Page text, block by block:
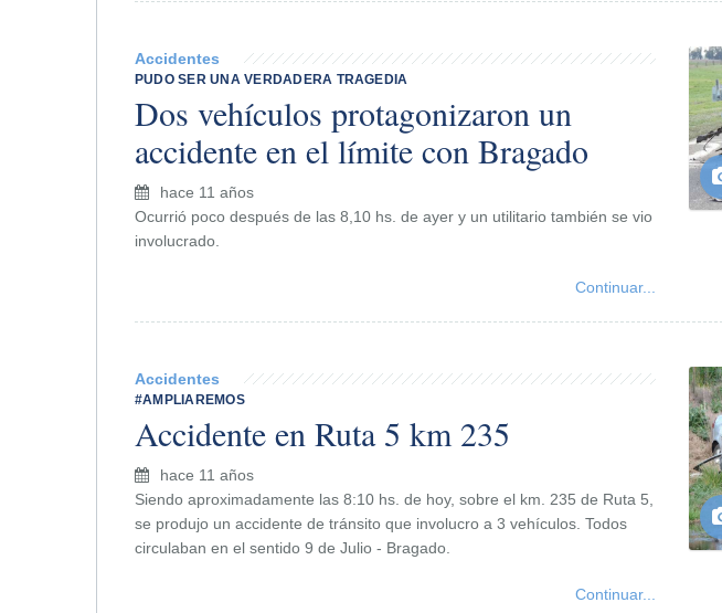
Accidentes
PUDO SER UNA VERDADERA TRAGEDIA
Dos vehículos protagonizaron un
accidente en el límite con Bragado
hace 11 años
Ocurrió poco después de las 8,10 hs. de ayer y un utilitario también se vio
involucrado.
Continuar...
Accidentes
#AMPLIAREMOS
Accidente en Ruta 5 km 235
hace 11 años
Siendo aproximadamente las 8:10 hs. de hoy, sobre el km. 235 de Ruta 5,
se produjo un accidente de tránsito que involucro a 3 vehículos. Todos
circulaban en el sentido 9 de Julio - Bragado.
Continuar...